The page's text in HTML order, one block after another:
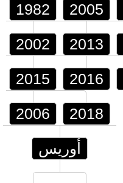
1982 2005
2002 2013
2015 2016
2006 2018
أوريس